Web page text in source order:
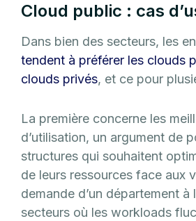
Cloud public : cas
Dans bien des secteurs, les
tendent à préférer les clouds
clouds privés, et ce pour
La première concerne les
d’utilisation, un argument de
structures qui souhaitent
de leurs ressources face aux
demande d’un département à
secteurs où les workloads